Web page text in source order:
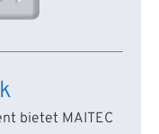
bietet MAITEC